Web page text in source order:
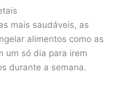
mais saudáveis, as
alimentos como as
um só dia para irem
durante a semana.